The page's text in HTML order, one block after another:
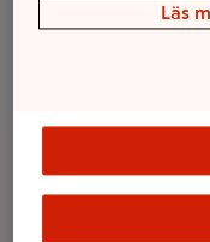
LEGO
Läs